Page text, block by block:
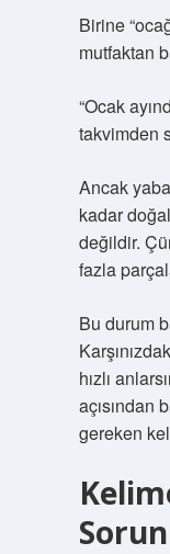
Birine
mutfaktan
“Ocak
takvimden
Ancak
kadar
değildir.
fazla
Bu durum
hızlı
açısından
gereken